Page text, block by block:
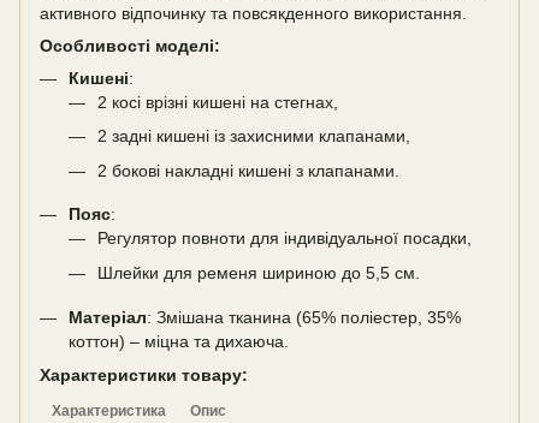
активного відпочинку та повсякденного використання.
Особливості моделі:
Кишені:
2 косі врізні кишені на стегнах,
2 задні кишені із захисними клапанами,
2 бокові накладні кишені з клапанами.
Пояс:
Регулятор повноти для індивідуальної посадки,
Шлейки для ременя шириною до 5,5 см.
Матеріал: Змішана тканина (65% поліестер, 35%
коттон) – міцна та дихаюча.
Характеристики товару:
Характеристика Опис